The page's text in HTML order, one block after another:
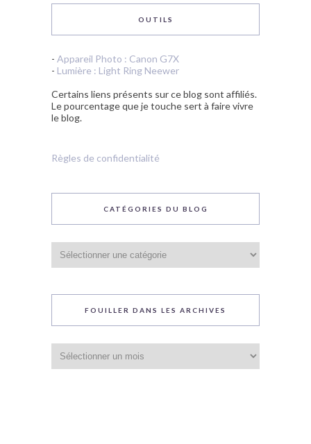
OUTILS
- Appareil Photo : Canon G7X
- Lumière : Light Ring Neewer
Certains liens présents sur ce blog sont affiliés.
Le pourcentage que je touche sert à faire vivre
le blog.
Règles de confidentialité
CATÉGORIES DU BLOG
du
blog
FOUILLER DANS LES ARCHIVES
dans
les